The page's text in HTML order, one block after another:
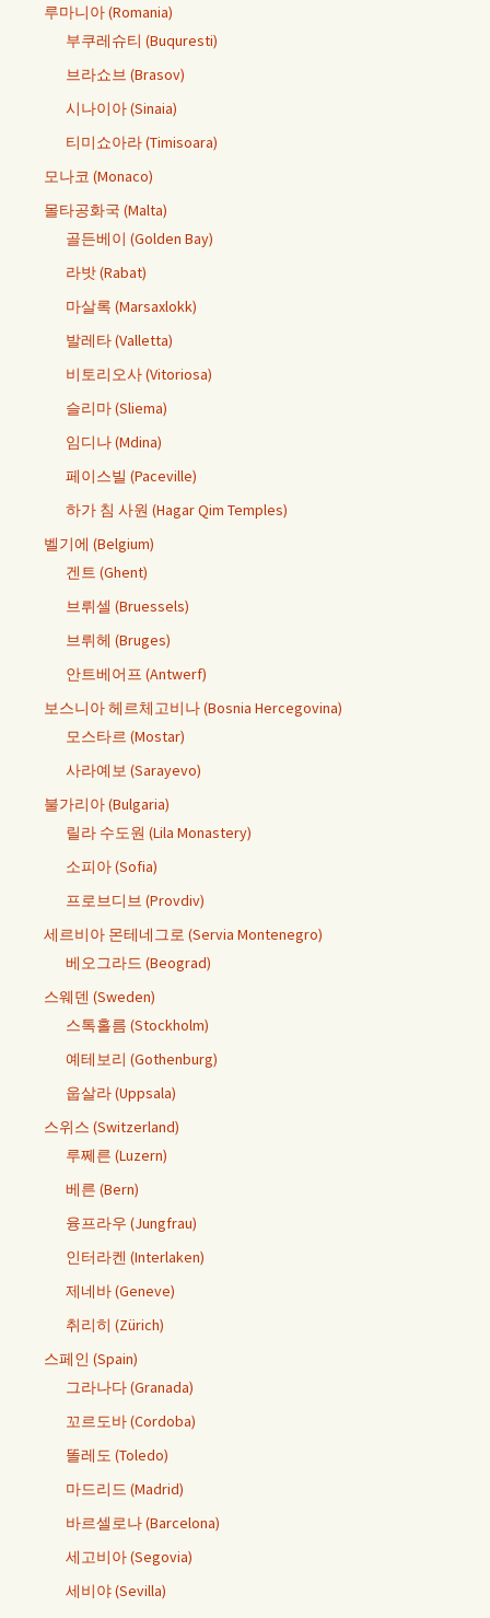
루마니아 (Romania)
부쿠레슈티 (Buquresti)
브라쇼브 (Brasov)
시나이아 (Sinaia)
티미쇼아라 (Timisoara)
모나코 (Monaco)
몰타공화국 (Malta)
골든베이 (Golden Bay)
라밧 (Rabat)
마살록 (Marsaxlokk)
발레타 (Valletta)
비토리오사 (Vitoriosa)
슬리마 (Sliema)
임디나 (Mdina)
페이스빌 (Paceville)
하가 침 사원 (Hagar Qim Temples)
벨기에 (Belgium)
겐트 (Ghent)
브뤼셀 (Bruessels)
브뤼헤 (Bruges)
안트베어프 (Antwerf)
보스니아 헤르체고비나 (Bosnia Hercegovina)
모스타르 (Mostar)
사라예보 (Sarayevo)
불가리아 (Bulgaria)
릴라 수도원 (Lila Monastery)
소피아 (Sofia)
프로브디브 (Provdiv)
세르비아 몬테네그로 (Servia Montenegro)
베오그라드 (Beograd)
스웨덴 (Sweden)
스톡홀름 (Stockholm)
예테보리 (Gothenburg)
웁살라 (Uppsala)
스위스 (Switzerland)
루쩨른 (Luzern)
베른 (Bern)
융프라우 (Jungfrau)
인터라켄 (Interlaken)
제네바 (Geneve)
취리히 (Zürich)
스페인 (Spain)
그라나다 (Granada)
꼬르도바 (Cordoba)
똘레도 (Toledo)
마드리드 (Madrid)
바르셀로나 (Barcelona)
세고비아 (Segovia)
세비야 (Sevilla)